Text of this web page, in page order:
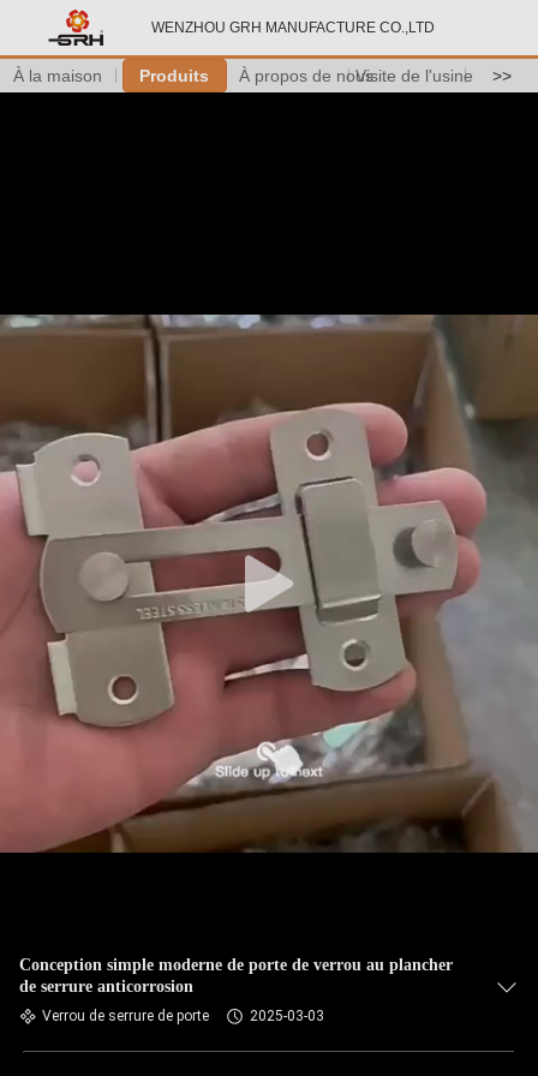
WENZHOU GRH MANUFACTURE CO.,LTD
À la maison Produits À propos de nousVisite de l'usine >>
Conception simple moderne de porte de verrou au plancher
de serrure anticorrosion
Verrou de serrure de porte 2025-03-03